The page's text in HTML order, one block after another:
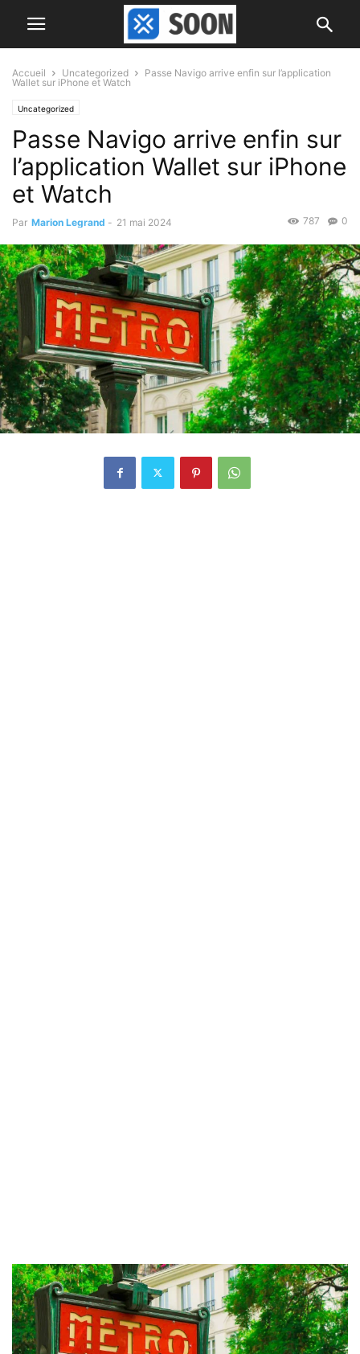
Accueil Uncategorized
Passe Navigo arrive enfin sur l’application
Wallet sur iPhone et Watch
Uncategorized
Passe Navigo arrive enfin sur
l’application Wallet sur iPhone
et Watch
Par Marion Legrand - 21 mai 2024 0
787